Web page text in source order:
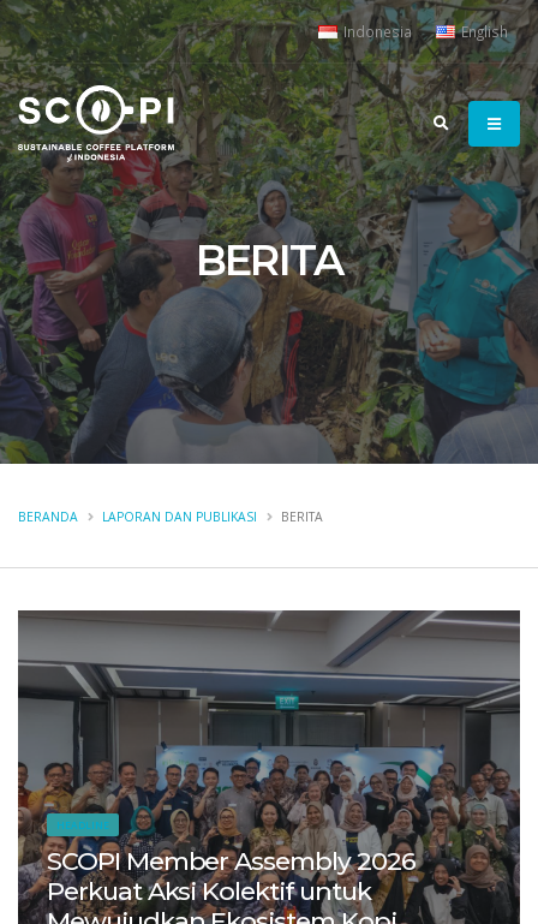
Indonesia English
BERITA
BERANDA LAPORAN DAN PUBLIKASI BERITA
HEADLINE
SCOPI Member Assembly 2026
Perkuat Aksi Kolektif untuk